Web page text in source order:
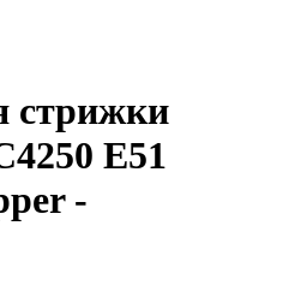
стрижки
E51
-